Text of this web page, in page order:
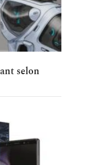
selon